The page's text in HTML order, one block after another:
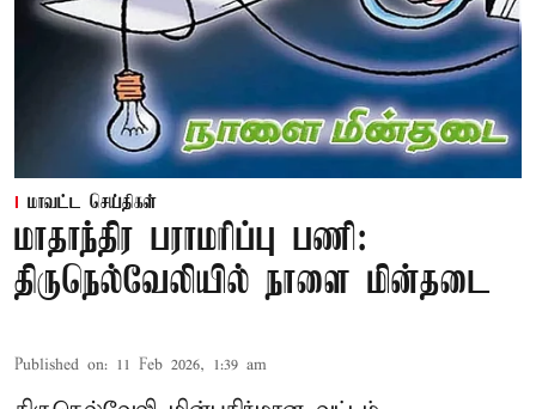
மாவட்ட செய்திகள்
மாதாந்திர பராமரிப்பு பணி:
திருநெல்வேலியில் நாளை மின்தடை
Published on: 11 Feb 2026, 1:39 am